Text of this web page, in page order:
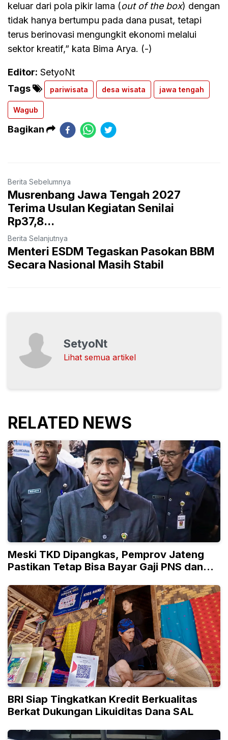
keluar dari pola pikir lama (out of the box) dengan
tidak hanya bertumpu pada dana pusat, tetapi
terus berinovasi mengungkit ekonomi melalui
sektor kreatif,” kata Bima Arya. (-)
Editor: SetyoNt
Tags
pariwisata desa wisata jawa tengah
Wagub
Bagikan
Berita Sebelumnya
Musrenbang Jawa Tengah 2027
Terima Usulan Kegiatan Senilai
Rp37,8...
Berita Selanjutnya
Menteri ESDM Tegaskan Pasokan BBM
Secara Nasional Masih Stabil
SetyoNt
Lihat semua artikel
RELATED NEWS
Meski TKD Dipangkas, Pemprov Jateng
Pastikan Tetap Bisa Bayar Gaji PNS dan
BRI Siap Tingkatkan Kredit Berkualitas
Berkat Dukungan Likuiditas Dana SAL